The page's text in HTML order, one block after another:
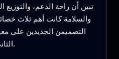
تبين أن راحة الدعم،
والسلامة كانت أهم ثلاث
التصميمن الجديدين على
الثاني في المرتبة الأعلى إجمالاً.